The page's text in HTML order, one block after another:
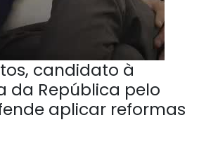
candidato à
da República pelo
aplicar reformas